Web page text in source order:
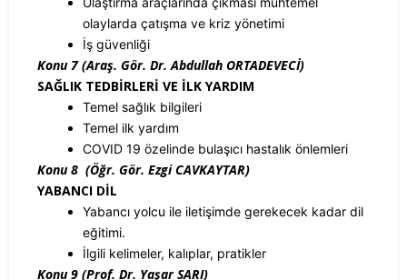
olaylarda çatışma ve kriz yönetimi
İş güvenliği
Konu 7 (Araş. Gör. Dr. Abdullah ORTADEVECİ)
SAĞLIK TEDBİRLERİ VE İLK YARDIM
Temel sağlık bilgileri
Temel ilk yardım
COVID 19 özelinde bulaşıcı hastalık önlemleri
Konu 8 (Öğr. Gör. Ezgi CAVKAYTAR)
YABANCI DİL
Yabancı yolcu ile iletişimde gerekecek kadar dil
eğitimi.
İlgili kelimeler, kalıplar, pratikler
Konu 9 (Prof. Dr. Yaşar SARI)